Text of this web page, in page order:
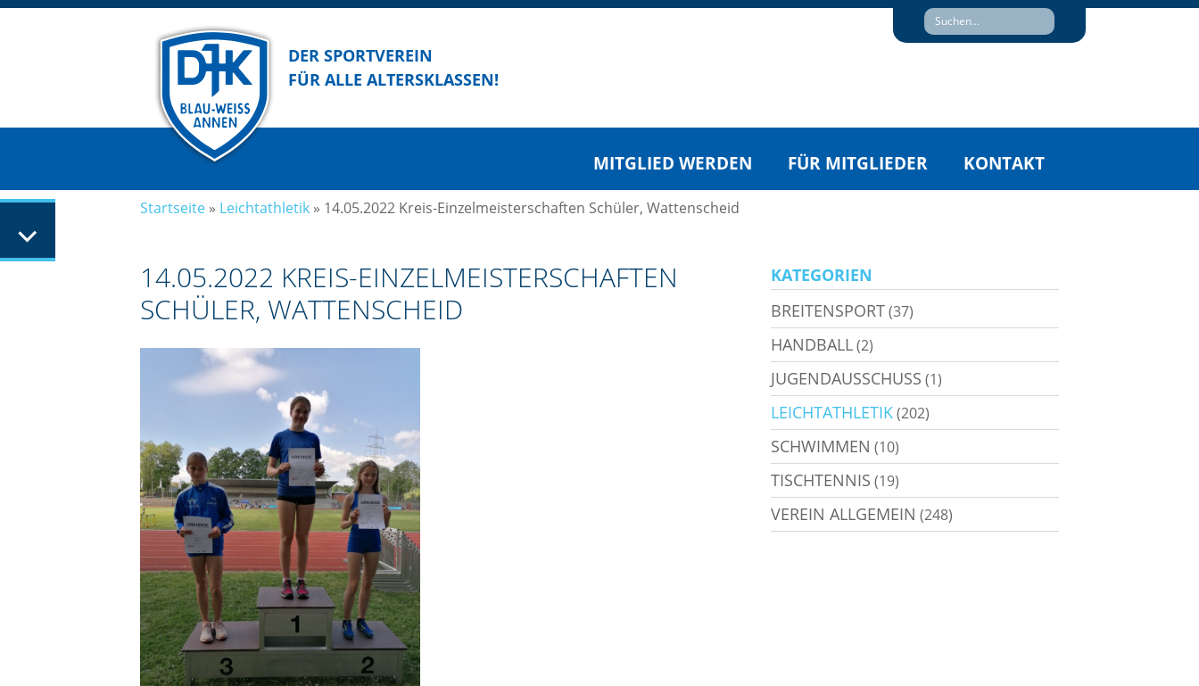
DER SPORTVEREIN
FÜR ALLE ALTERSKLASSEN!
MITGLIED WERDEN FÜR MITGLIEDER KONTAKT
Startseite » Leichtathletik » 14.05.2022 Kreis-Einzelmeisterschaften Schüler, Wattenscheid
14.05.2022 KREIS-EINZELMEISTERSCHAFTEN
SCHÜLER, WATTENSCHEID
KATEGORIEN
BREITENSPORT(37)
HANDBALL(2)
JUGENDAUSSCHUSS (1)
LEICHTATHLETIK(202)
SCHWIMMEN (10)
TISCHTENNIS (19)
VEREIN ALLGEMEIN (248)